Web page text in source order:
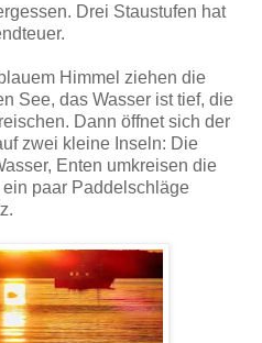
Drei Staustufen hat
Himmel ziehen die
See, das Wasser ist tief, die
Dann öffnet sich der
zwei kleine Inseln: Die
Enten umkreisen die
paar Paddelschläge